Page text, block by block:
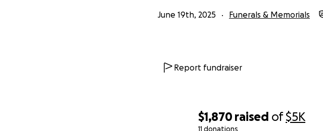
$1,870 raised of$5K
11 donations
June 19th, 2025 Funerals & Memorials
Report fundraiser